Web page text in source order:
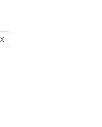
de 1500
au bord du
X